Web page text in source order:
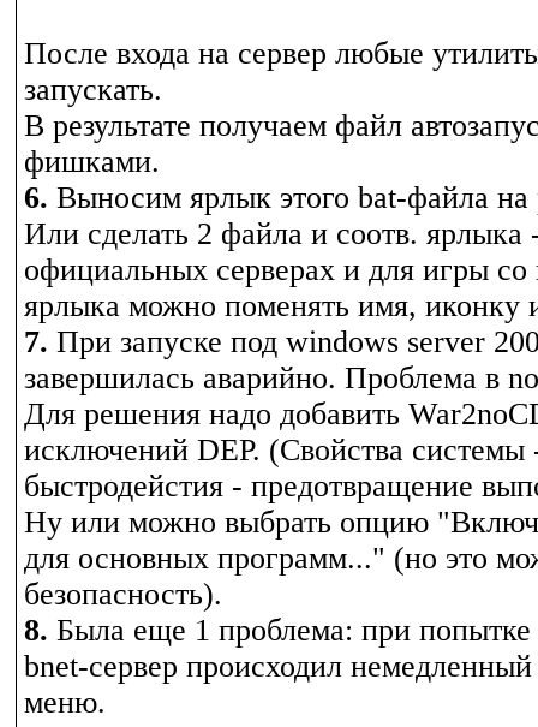
После входа на сервер любые
запускать.
В результате получаем файл
фишками.
6. Выносим ярлык этого bat-файла на
Или сделать 2 файла и соотв. ярлыка
официальных серверах и для игры
ярлыка можно поменять имя, иконку
7. При запуске под windows server
завершилась аварийно. Проблема в
Для решения надо добавить
исключений DEP. (Свойства системы
быстродейстия - предотвращение
Ну или можно выбрать опцию
для основных программ..." (но это
безопасность).
8. Была еще 1 проблема: при
bnet-сервер происходил немедленный
меню.